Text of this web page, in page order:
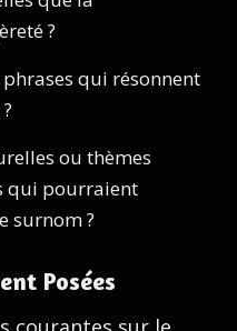
?
qui résonnent
ou thèmes
qui pourraient
surnom ?
Posées